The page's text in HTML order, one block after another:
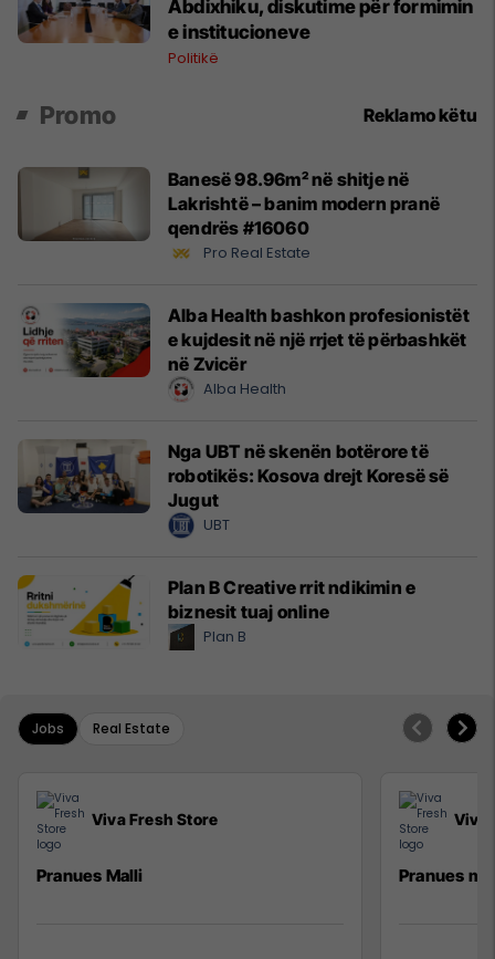
Abdixhiku, diskutime për formimin
e institucioneve
Politikë
Promo Reklamo këtu
Banesë 98.96m² në shitje në
Lakrishtë – banim modern pranë
qendrës #16060
Pro Real Estate
Alba Health bashkon profesionistët
e kujdesit në një rrjet të përbashkët
në Zvicër
Alba Health
Nga UBT në skenën botërore të
robotikës: Kosova drejt Koresë së
Jugut
UBT
Plan B Creative rrit ndikimin e
biznesit tuaj online
Plan B
Jobs Real Estate
Viva Fresh Store
Pranues Malli
Viva
Pranues